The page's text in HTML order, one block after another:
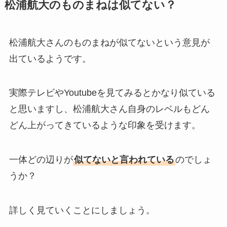
松浦航大のものまねは似てない？
松浦航大さんのものまねが似てないという意見が
出ているようです。
実際テレビやYoutubeを見てみるとかなり似ている
と思いますし、松浦航大さん自身のレベルもどん
どん上がってきているような印象を受けます。
一体どの辺りが似てないと言われているのでしょ
うか？
詳しく見ていくことにしましょう。